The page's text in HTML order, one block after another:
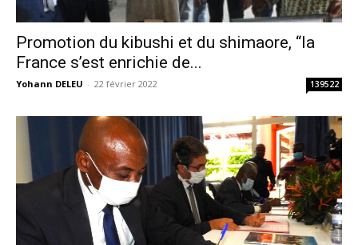
Promotion du kibushi et du shimaore, “la
France s’est enrichie de...
Yohann DELEU - 22 février 2022 139522